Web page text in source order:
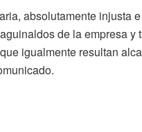
absolutamente injusta
de la empresa y
igualmente resultan